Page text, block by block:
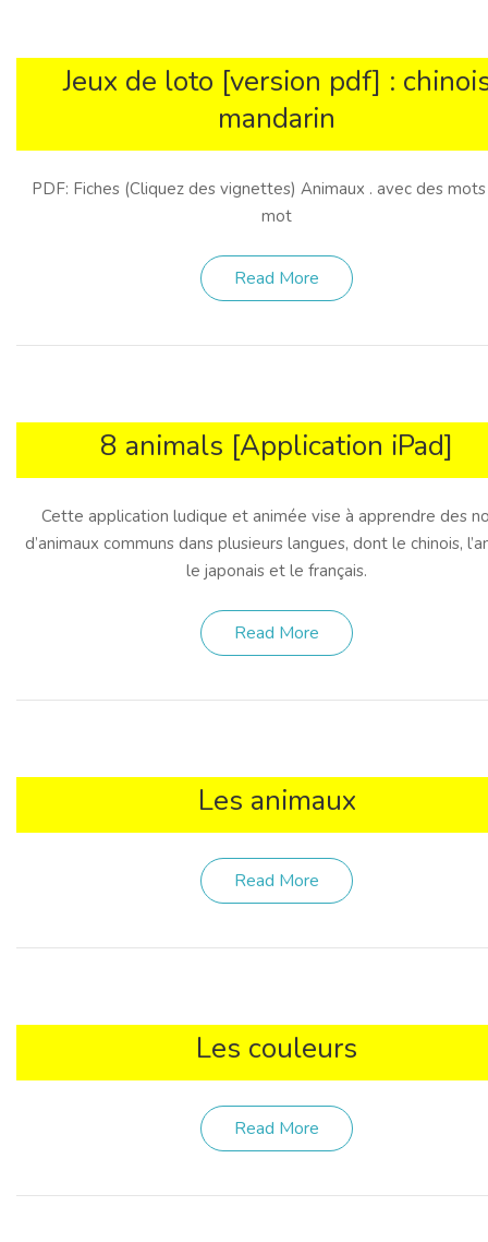
Jeux de loto [version pdf] :
mandarin
PDF: Fiches (Cliquez des vignettes) Animaux . avec des mots
mot
Read More
8 animals [Application iPad]
Cette application ludique et animée vise à apprendre des
d’animaux communs dans plusieurs langues, dont le chinois,
le japonais et le français.
Read More
Les animaux
Read More
Les couleurs
Read More